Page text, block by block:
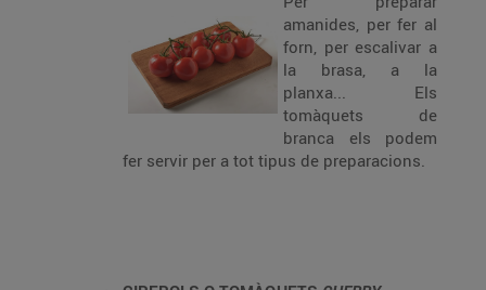
amanides, per fer al
forn, per escalivar a
la brasa, a la
planxa... Els
tomàquets de
branca els podem
fer servir per a tot tipus de preparacions.